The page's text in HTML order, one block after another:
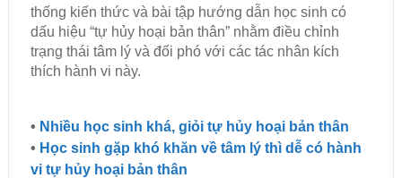
thống kiến thức và bài tập hướng dẫn học sinh có
dấu hiệu “tự hủy hoại bản thân” nhằm điều chỉnh
trạng thái tâm lý và đối phó với các tác nhân kích
thích hành vi này.
• Nhiều học sinh khá, giỏi tự hủy hoại bản thân
• Học sinh gặp khó khăn về tâm lý thì dễ có hành
vi tự hủy hoại bản thân​